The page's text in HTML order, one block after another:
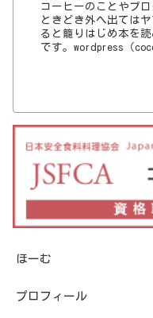
コーヒーのことやブ
ときどき外へ出ては
ると籠りはじめ本を
です。wordpress（
ほーむ
プロフィール